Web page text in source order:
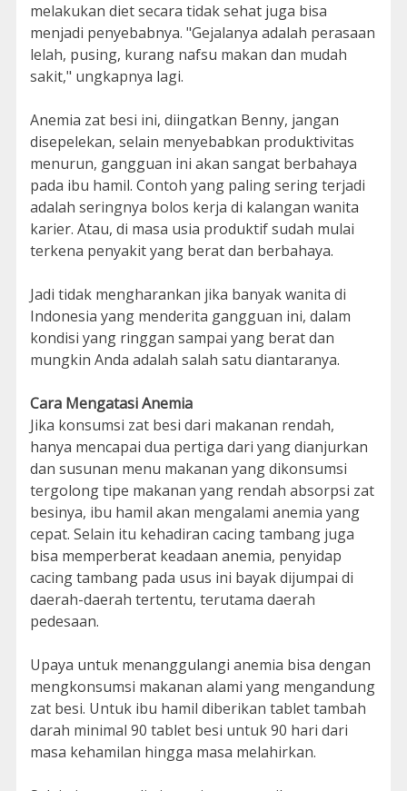
melakukan diet secara tidak sehat juga bisa
menjadi penyebabnya. "Gejalanya adalah perasaan
lelah, pusing, kurang nafsu makan dan mudah
sakit," ungkapnya lagi.
Anemia zat besi ini, diingatkan Benny, jangan
disepelekan, selain menyebabkan produktivitas
menurun, gangguan ini akan sangat berbahaya
pada ibu hamil. Contoh yang paling sering terjadi
adalah seringnya bolos kerja di kalangan wanita
karier. Atau, di masa usia produktif sudah mulai
terkena penyakit yang berat dan berbahaya.
Jadi tidak mengharankan jika banyak wanita di
Indonesia yang menderita gangguan ini, dalam
kondisi yang ringgan sampai yang berat dan
mungkin Anda adalah salah satu diantaranya.
Cara Mengatasi Anemia
Jika konsumsi zat besi dari makanan rendah,
hanya mencapai dua pertiga dari yang dianjurkan
dan susunan menu makanan yang dikonsumsi
tergolong tipe makanan yang rendah absorpsi zat
besinya, ibu hamil akan mengalami anemia yang
cepat. Selain itu kehadiran cacing tambang juga
bisa memperberat keadaan anemia, penyidap
cacing tambang pada usus ini bayak dijumpai di
daerah-daerah tertentu, terutama daerah
pedesaan.
Upaya untuk menanggulangi anemia bisa dengan
mengkonsumsi makanan alami yang mengandung
zat besi. Untuk ibu hamil diberikan tablet tambah
darah minimal 90 tablet besi untuk 90 hari dari
masa kehamilan hingga masa melahirkan.